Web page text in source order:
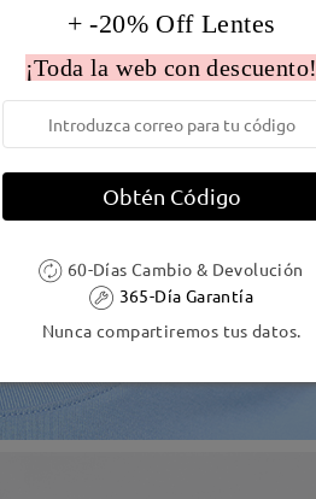
+ -20% Off Lentes
¡Toda la web con descuento!
Obtén Código
60-Días Cambio & Devolución
365-Día Garantía
Nunca compartiremos tus datos.